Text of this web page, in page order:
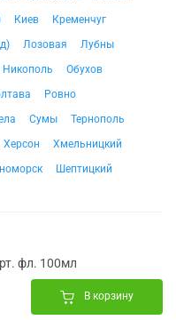
Киев
Кременчуг
Лозовая
Лубны
Никополь
Обухов
Ровно
Сумы
Тернополь
Херсон
Хмельницкий
Шептицкий
фл. 100мл
В корзину